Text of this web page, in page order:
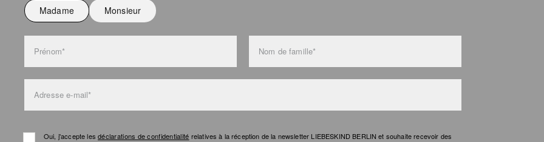
Madame Monsieur
Prénom* Nom de famille*
Adresse e-mail*
Oui, j'accepte lesdéclarations de confidentialité relatives à la réception de la newsletter LIEBESKIND BERLIN et souhaite recevoir des